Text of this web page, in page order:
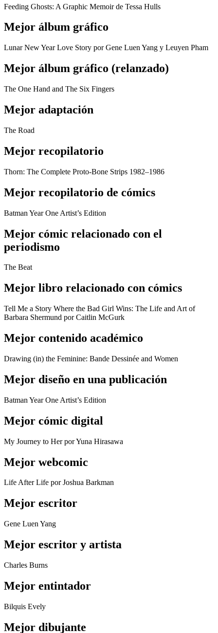
Feeding Ghosts: A Graphic Memoir de Tessa Hulls
Mejor álbum gráfico
Lunar New Year Love Story por Gene Luen Yang y Leuyen Pham
Mejor álbum gráfico (relanzado)
The One Hand and The Six Fingers
Mejor adaptación
The Road
Mejor recopilatorio
Thorn: The Complete Proto-Bone Strips 1982–1986
Mejor recopilatorio de cómics
Batman Year One Artist’s Edition
Mejor cómic relacionado con el
periodismo
The Beat
Mejor libro relacionado con cómics
Tell Me a Story Where the Bad Girl Wins: The Life and Art of
Barbara Shermund por Caitlin McGurk
Mejor contenido académico
Drawing (in) the Feminine: Bande Dessinée and Women
Mejor diseño en una publicación
Batman Year One Artist’s Edition
Mejor cómic digital
My Journey to Her por Yuna Hirasawa
Mejor webcomic
Life After Life por Joshua Barkman
Mejor escritor
Gene Luen Yang
Mejor escritor y artista
Charles Burns
Mejor entintador
Bilquis Evely
Mejor dibujante